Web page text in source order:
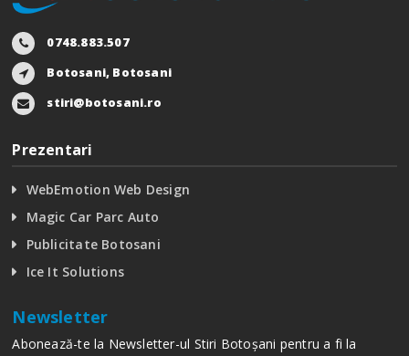
0748.883.507
Botosani, Botosani
stiri@botosani.ro
Prezentari
WebEmotion Web Design
Magic Car Parc Auto
Publicitate Botosani
Ice It Solutions
Newsletter
Abonează-te la Newsletter-ul Stiri Botoșani pentru a fi la